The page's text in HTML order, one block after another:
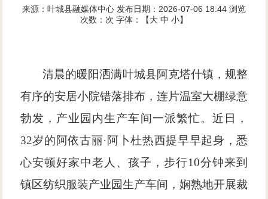
来源：叶城县融媒体中心 发布日期：2026-07-06 18:44 浏览
次数： 次 字体：【大 中 小】
清晨的暖阳洒满叶城县阿克塔什镇，规整
有序的安居小院错落排布，连片温室大棚绿意
勃发，产业园内生产车间一派繁忙。近日，
32岁的阿依古丽·阿卜杜热西提早早起身，悉
心安顿好家中老人、孩子，步行10分钟来到
镇区纺织服装产业园生产车间，娴熟地开展裁